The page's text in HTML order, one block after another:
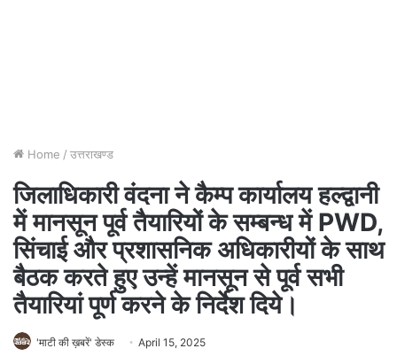
Home / उत्तराखण्ड
जिलाधिकारी वंदना ने कैम्प कार्यालय हल्द्वानी
में मानसून पूर्व तैयारियों के सम्बन्ध में PWD,
सिंचाई और प्रशासनिक अधिकारीयों के साथ
बैठक करते हुए उन्हें मानसून से पूर्व सभी
तैयारियां पूर्ण करने के निर्देश दिये।
'माटी की ख़बरें' डेस्क April 15, 2025